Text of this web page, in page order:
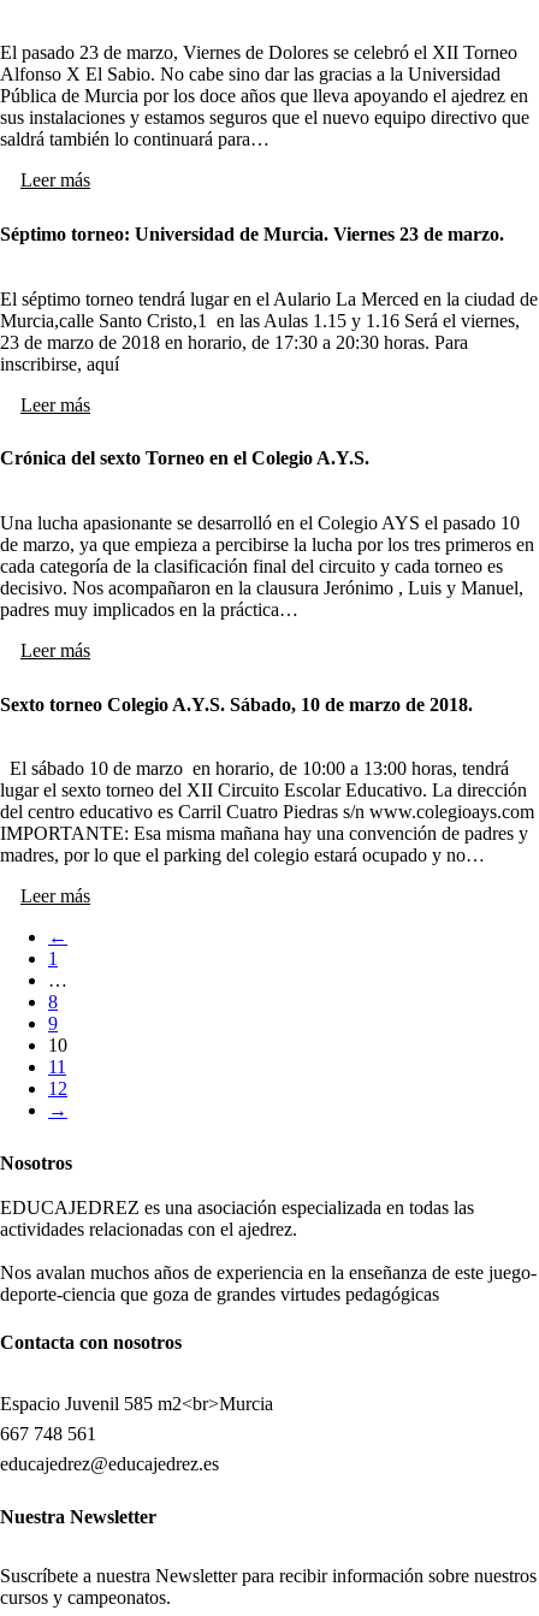
El pasado 23 de marzo, Viernes de Dolores se celebró el XII Torneo
Alfonso X El Sabio. No cabe sino dar las gracias a la Universidad
Pública de Murcia por los doce años que lleva apoyando el ajedrez en
sus instalaciones y estamos seguros que el nuevo equipo directivo que
saldrá también lo continuará para…
Leer más
Séptimo torneo: Universidad de Murcia. Viernes 23 de marzo.
El séptimo torneo tendrá lugar en el Aulario La Merced en la ciudad de
Murcia,calle Santo Cristo,1 en las Aulas 1.15 y 1.16 Será el viernes,
23 de marzo de 2018 en horario, de 17:30 a 20:30 horas. Para
inscribirse, aquí
Leer más
Crónica del sexto Torneo en el Colegio A.Y.S.
Una lucha apasionante se desarrolló en el Colegio AYS el pasado 10
de marzo, ya que empieza a percibirse la lucha por los tres primeros en
cada categoría de la clasificación final del circuito y cada torneo es
decisivo. Nos acompañaron en la clausura Jerónimo , Luis y Manuel,
padres muy implicados en la práctica…
Leer más
Sexto torneo Colegio A.Y.S. Sábado, 10 de marzo de 2018.
El sábado 10 de marzo en horario, de 10:00 a 13:00 horas, tendrá
lugar el sexto torneo del XII Circuito Escolar Educativo. La dirección
del centro educativo es Carril Cuatro Piedras s/n www.colegioays.com
IMPORTANTE: Esa misma mañana hay una convención de padres y
madres, por lo que el parking del colegio estará ocupado y no…
Leer más
←
1
…
8
9
10
11
12
→
Nosotros
EDUCAJEDREZ es una asociación especializada en todas las
actividades relacionadas con el ajedrez.
Nos avalan muchos años de experiencia en la enseñanza de este juego-
deporte-ciencia que goza de grandes virtudes pedagógicas
Contacta con nosotros
Espacio Juvenil 585 m2<br>Murcia
667 748 561
educajedrez@educajedrez.es
Nuestra Newsletter
Suscríbete a nuestra Newsletter para recibir información sobre nuestros
cursos y campeonatos.